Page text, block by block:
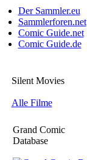
Der Sammler.eu
Sammlerforen.net
Comic Guide.net
Comic Guide.de
Silent Movies
Alle Filme
Grand Comic
Database